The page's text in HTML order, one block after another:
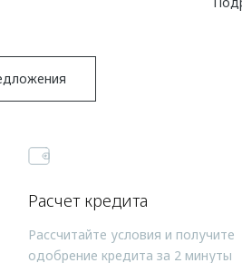
Расчет кредита
Рассчитайте условия и получите
одобрение кредита за 2 минуты